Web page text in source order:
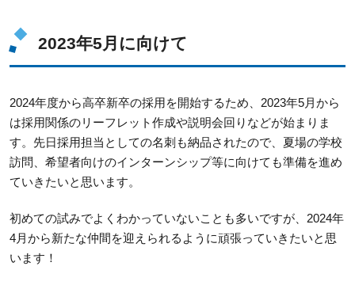
2023年5月に向けて
2024年度から高卒新卒の採用を開始するため、2023年5月から
は採用関係のリーフレット作成や説明会回りなどが始まりま
す。先日採用担当としての名刺も納品されたので、夏場の学校
訪問、希望者向けのインターンシップ等に向けても準備を進め
ていきたいと思います。
初めての試みでよくわかっていないことも多いですが、2024年
4月から新たな仲間を迎えられるように頑張っていきたいと思
います！